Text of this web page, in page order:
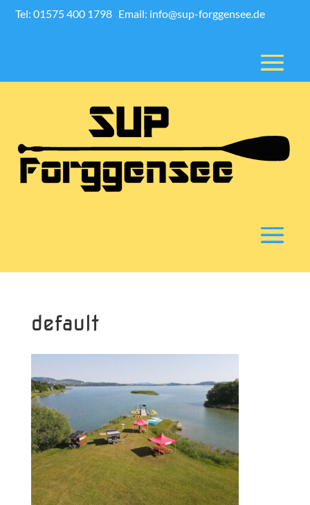
Tel: 01575 400 1798 Email: info@sup-forggensee.de
default